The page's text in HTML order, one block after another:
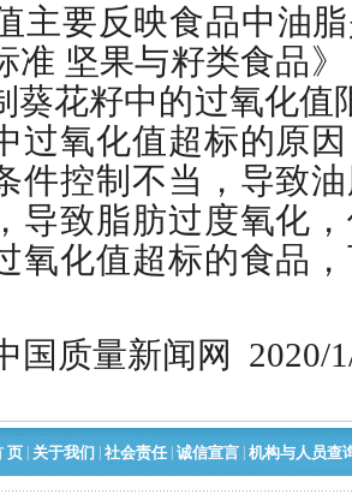
主要反映食品中油
准 坚果与籽类食品
葵花籽中的过氧化值
过氧化值超标的原
件控制不当，导致
导致脂肪过度氧化
氧化值超标的食品
国质量新闻网 2020/1
页| 关于我们 社会责任| 诚信宣言| 机构与人员查